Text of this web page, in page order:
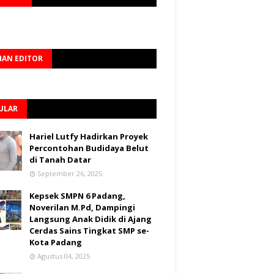
EDITOR
Hariel Lutfy Hadirkan Proyek
Percontohan Budidaya Belut
di Tanah Datar
September 26, 2025
Kepsek SMPN 6 Padang,
Noverilan M.Pd, Dampingi
Langsung Anak Didik di Ajang
Cerdas Sains Tingkat SMP se-
Kota Padang
Agustus 04, 2025